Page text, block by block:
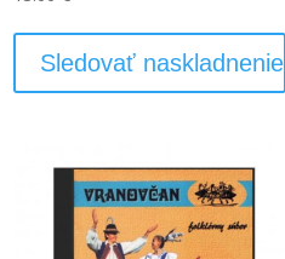
Sledovať naskladnenie